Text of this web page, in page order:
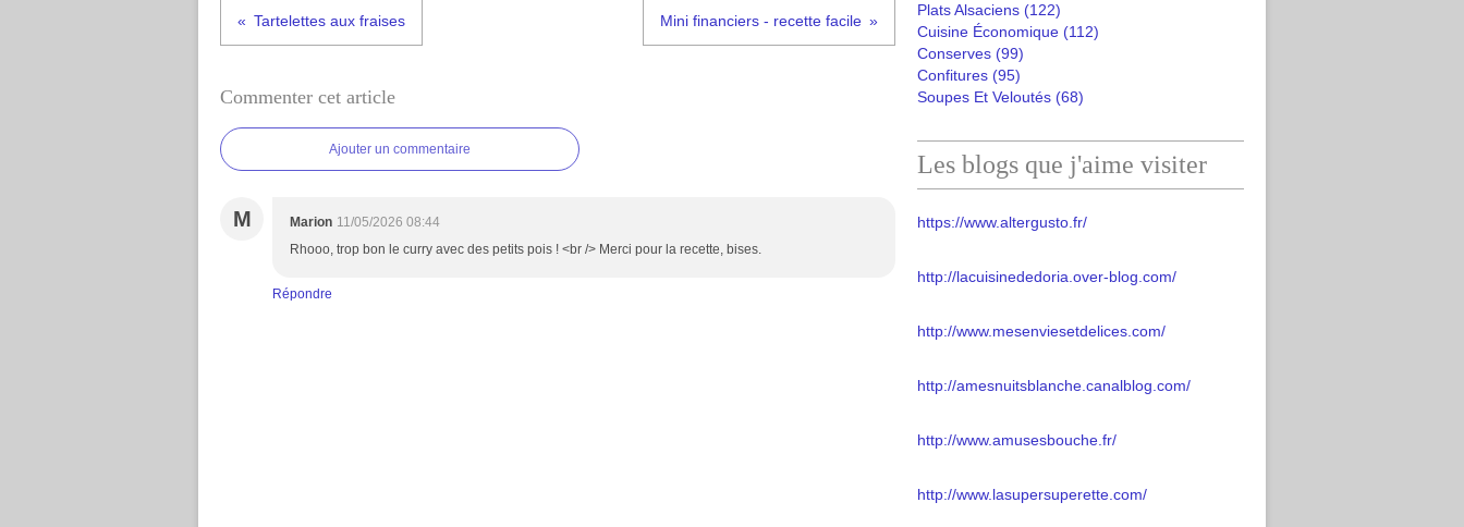
Tartelettes aux fraises Mini financiers - recette facile
Commenter cet article
Ajouter un commentaire
M Marion 11/05/2026 08:44
Rhooo, trop bon le curry avec des petits pois ! <br /> Merci pour la recette, bises.
Répondre
Plats Alsaciens (122)
Cuisine Économique (112)
Conserves (99)
Confitures (95)
Soupes Et Veloutés (68)
Les blogs que j'aime visiter
https://www.altergusto.fr/
http://lacuisinededoria.over-blog.com/
http://www.mesenviesetdelices.com/
http://amesnuitsblanche.canalblog.com/
http://www.amusesbouche.fr/
http://www.lasupersuperette.com/